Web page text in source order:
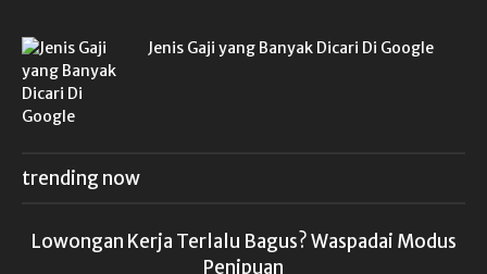
Jenis Gaji yang Banyak Dicari Di Google
trending now
Lowongan Kerja Terlalu Bagus? Waspadai Modus
Penipuan